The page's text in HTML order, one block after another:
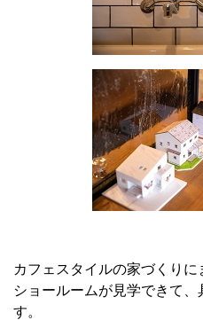
カフェスタイルの家づくり
ショールームが見学できて
す。